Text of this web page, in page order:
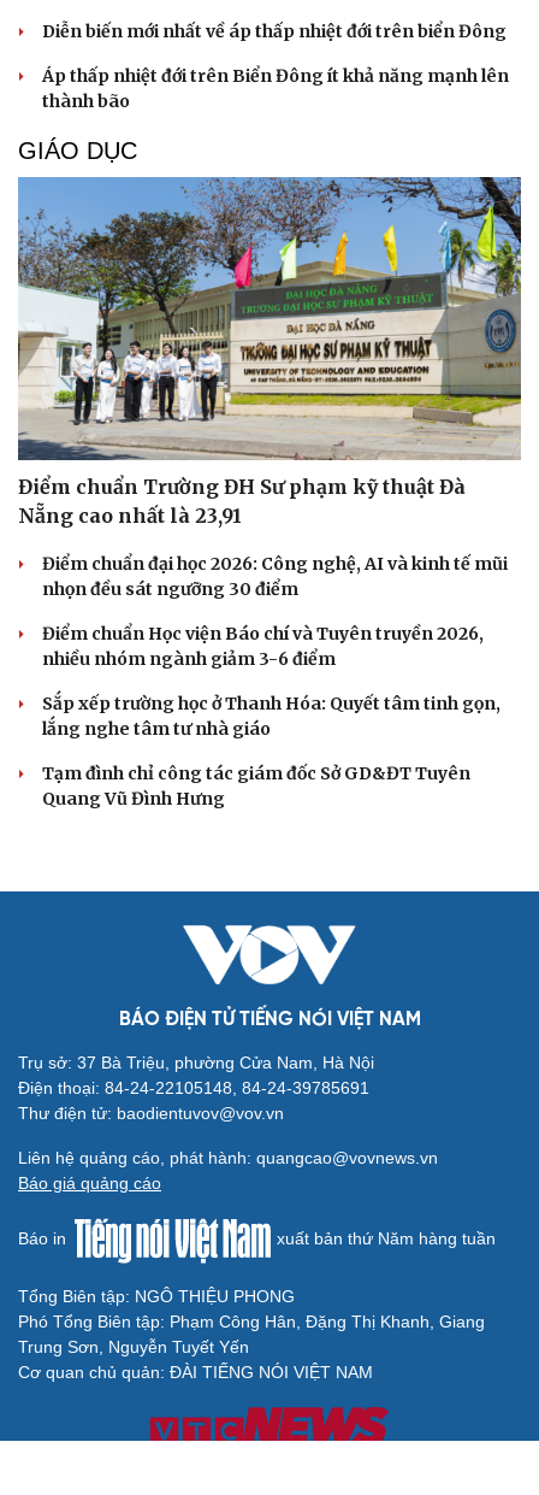
Cải chính
Diễn biến mới nhất về áp thấp nhiệt đới trên biển Đông
Áp thấp nhiệt đới trên Biển Đông ít khả năng mạnh lên
thành bão
GIÁO DỤC
Điểm chuẩn Trường ĐH Sư phạm kỹ thuật Đà
Nẵng cao nhất là 23,91
Điểm chuẩn đại học 2026: Công nghệ, AI và kinh tế mũi
nhọn đều sát ngưỡng 30 điểm
Điểm chuẩn Học viện Báo chí và Tuyên truyền 2026,
nhiều nhóm ngành giảm 3-6 điểm
Sắp xếp trường học ở Thanh Hóa: Quyết tâm tinh gọn,
lắng nghe tâm tư nhà giáo
Tạm đình chỉ công tác giám đốc Sở GD&ĐT Tuyên
Quang Vũ Đình Hưng
BÁO ĐIỆN TỬ TIẾNG NÓI VIỆT NAM
Trụ sở: 37 Bà Triệu, phường Cửa Nam, Hà Nội
Điện thoại: 84-24-22105148, 84-24-39785691
Thư điện tử: baodientuvov@vov.vn
Liên hệ quảng cáo, phát hành: quangcao@vovnews.vn
Báo giá quảng cáo
Báo in xuất bản thứ Năm hàng tuần
Tổng Biên tập: NGÔ THIỆU PHONG
Phó Tổng Biên tập: Phạm Công Hân, Đặng Thị Khanh, Giang
Trung Sơn, Nguyễn Tuyết Yến
Cơ quan chủ quản: ĐÀI TIẾNG NÓI VIỆT NAM